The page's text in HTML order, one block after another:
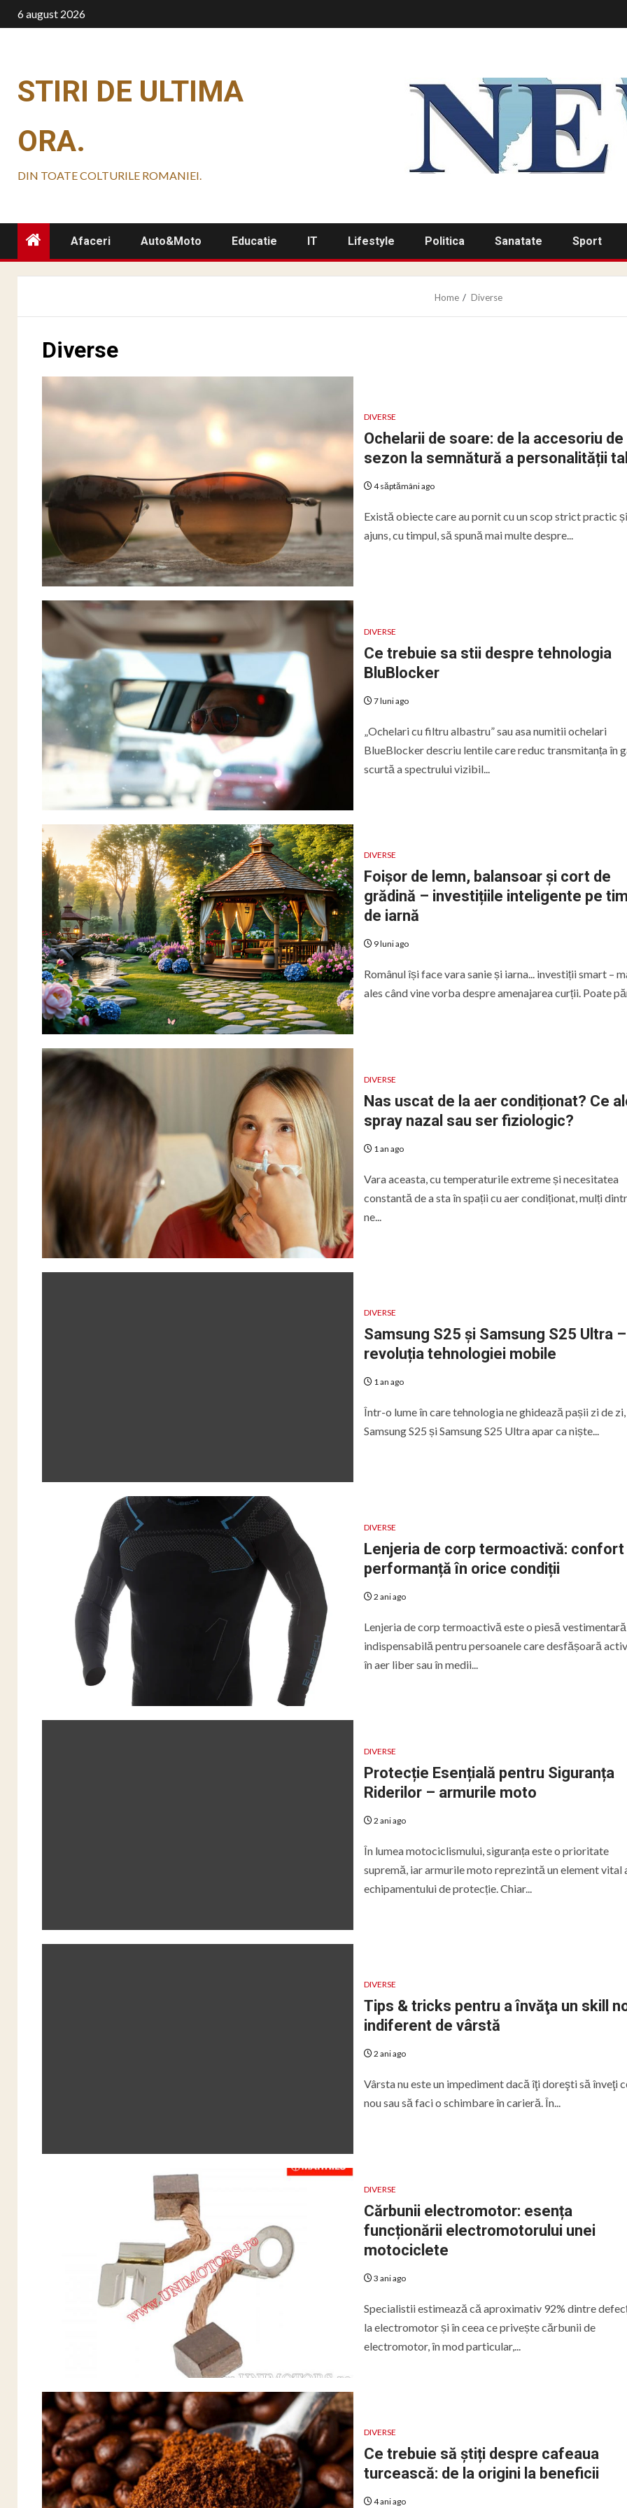
Skip
to
6 august 2026
STIRI DE ULTIMA
ORA.
DIN TOATE COLTURILE ROMANIEI.
Afaceri Auto&Moto Educatie IT Lifestyle Politica Sanatate Sport
Home Diverse
Diverse
DIVERSE
Ochelarii de soare: de la accesoriu de
sezon la semnătură a personalității
4 săptămâni ago
Există obiecte care au pornit cu un scop strict practic
ajuns, cu timpul, să spună mai multe despre...
DIVERSE
Ce trebuie sa stii despre tehnologia
BluBlocker
7 luni ago
„Ochelari cu filtru albastru” sau asa numitii ochelari
BlueBlocker descriu lentile care reduc transmitanța în
scurtă a spectrului vizibil...
DIVERSE
Foișor de lemn, balansoar și cort de
grădină – investițiile inteligente pe
de iarnă
9 luni ago
Românul își face vara sanie și iarna... investiții smart –
ales când vine vorba despre amenajarea curții. Poate
DIVERSE
Nas uscat de la aer condiționat? Ce
spray nazal sau ser fiziologic?
1 an ago
Vara aceasta, cu temperaturile extreme și necesitatea
constantă de a sta în spații cu aer condiționat, mulți
ne...
DIVERSE
Samsung S25 și Samsung S25 Ultra –
revoluția tehnologiei mobile
1 an ago
Într-o lume în care tehnologia ne ghidează pașii zi de zi,
Samsung S25 și Samsung S25 Ultra apar ca niște...
DIVERSE
Lenjeria de corp termoactivă: confort
performanță în orice condiții
2 ani ago
Lenjeria de corp termoactivă este o piesă vestimentară
indispensabilă pentru persoanele care desfășoară
în aer liber sau în medii...
DIVERSE
Protecție Esențială pentru Siguranța
Riderilor – armurile moto
2 ani ago
În lumea motociclismului, siguranța este o prioritate
supremă, iar armurile moto reprezintă un element vital
echipamentului de protecție. Chiar...
DIVERSE
Tips & tricks pentru a învăţa un skill
indiferent de vârstă
2 ani ago
Vârsta nu este un impediment dacă îţi doreşti să înveţi
nou sau să faci o schimbare în carieră. În...
DIVERSE
Cărbunii electromotor: esența
funcționării electromotorului unei
motociclete
3 ani ago
Specialistii estimează că aproximativ 92% dintre
la electromotor și în ceea ce privește cărbunii de
electromotor, în mod particular,...
DIVERSE
Ce trebuie să știți despre cafeaua
turcească: de la origini la beneficii
4 ani ago